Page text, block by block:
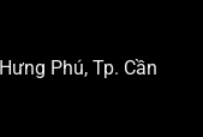
Phú, Tp. Cần